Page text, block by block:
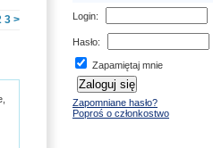
Login:
Hasło:
Zapamiętaj mnie
Zapomniane hasło?
Poproś o członkostwo
3 >